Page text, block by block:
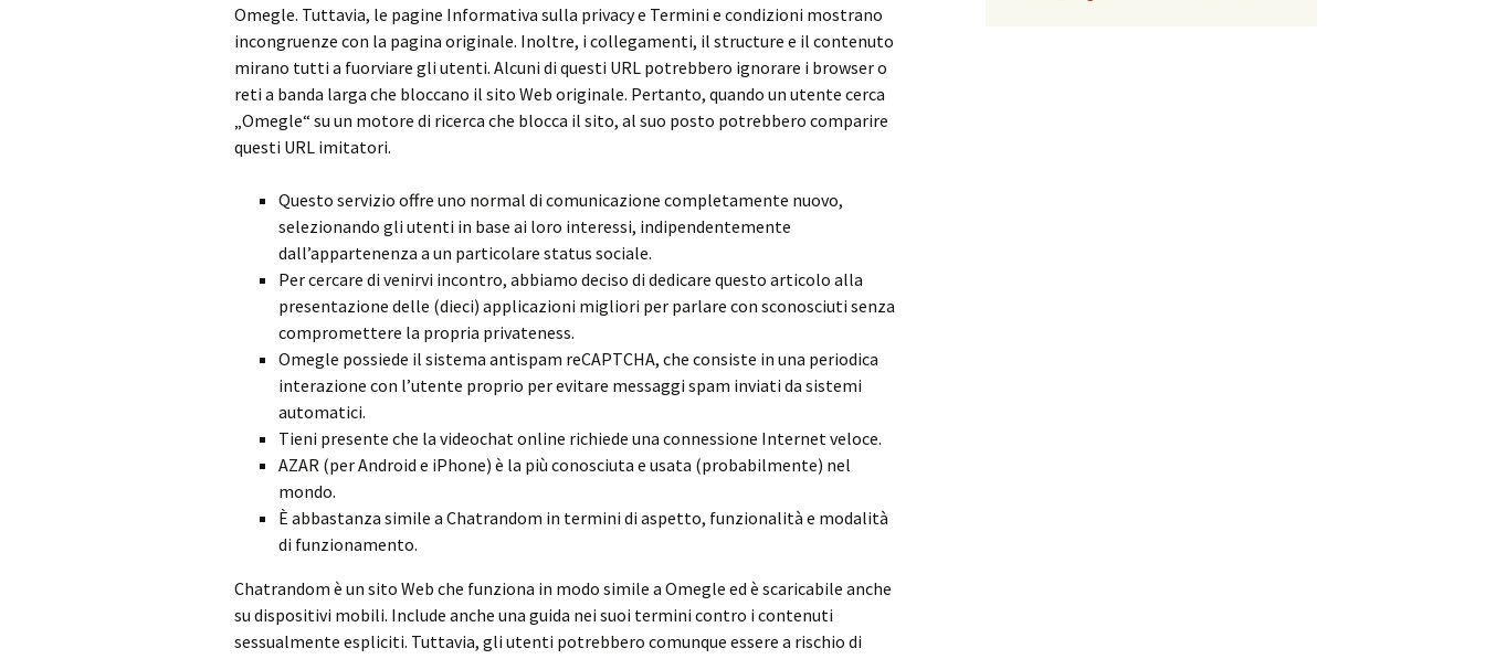
Omegle. Tuttavia, le pagine Informativa sulla privacy e Termini e condizioni mostrano
incongruenze con la pagina originale. Inoltre, i collegamenti, il structure e il contenuto
mirano tutti a fuorviare gli utenti. Alcuni di questi URL potrebbero ignorare i browser o
reti a banda larga che bloccano il sito Web originale. Pertanto, quando un utente cerca
„Omegle“ su un motore di ricerca che blocca il sito, al suo posto potrebbero comparire
questi URL imitatori.
Questo servizio offre uno normal di comunicazione completamente nuovo,
selezionando gli utenti in base ai loro interessi, indipendentemente
dall’appartenenza a un particolare status sociale.
Per cercare di venirvi incontro, abbiamo deciso di dedicare questo articolo alla
presentazione delle (dieci) applicazioni migliori per parlare con sconosciuti senza
compromettere la propria privateness.
Omegle possiede il sistema antispam reCAPTCHA, che consiste in una periodica
interazione con l’utente proprio per evitare messaggi spam inviati da sistemi
automatici.
Tieni presente che la videochat online richiede una connessione Internet veloce.
AZAR (per Android e iPhone) è la più conosciuta e usata (probabilmente) nel
mondo.
È abbastanza simile a Chatrandom in termini di aspetto, funzionalità e modalità
di funzionamento.
Chatrandom è un sito Web che funziona in modo simile a Omegle ed è scaricabile anche
su dispositivi mobili. Include anche una guida nei suoi termini contro i contenuti
sessualmente espliciti. Tuttavia, gli utenti potrebbero comunque essere a rischio di